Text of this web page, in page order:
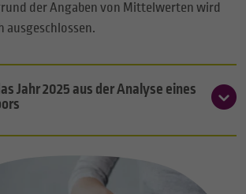
der Angaben von Mittelwerten wird
ausgeschlossen.
Jahr 2025 aus der Analyse eines